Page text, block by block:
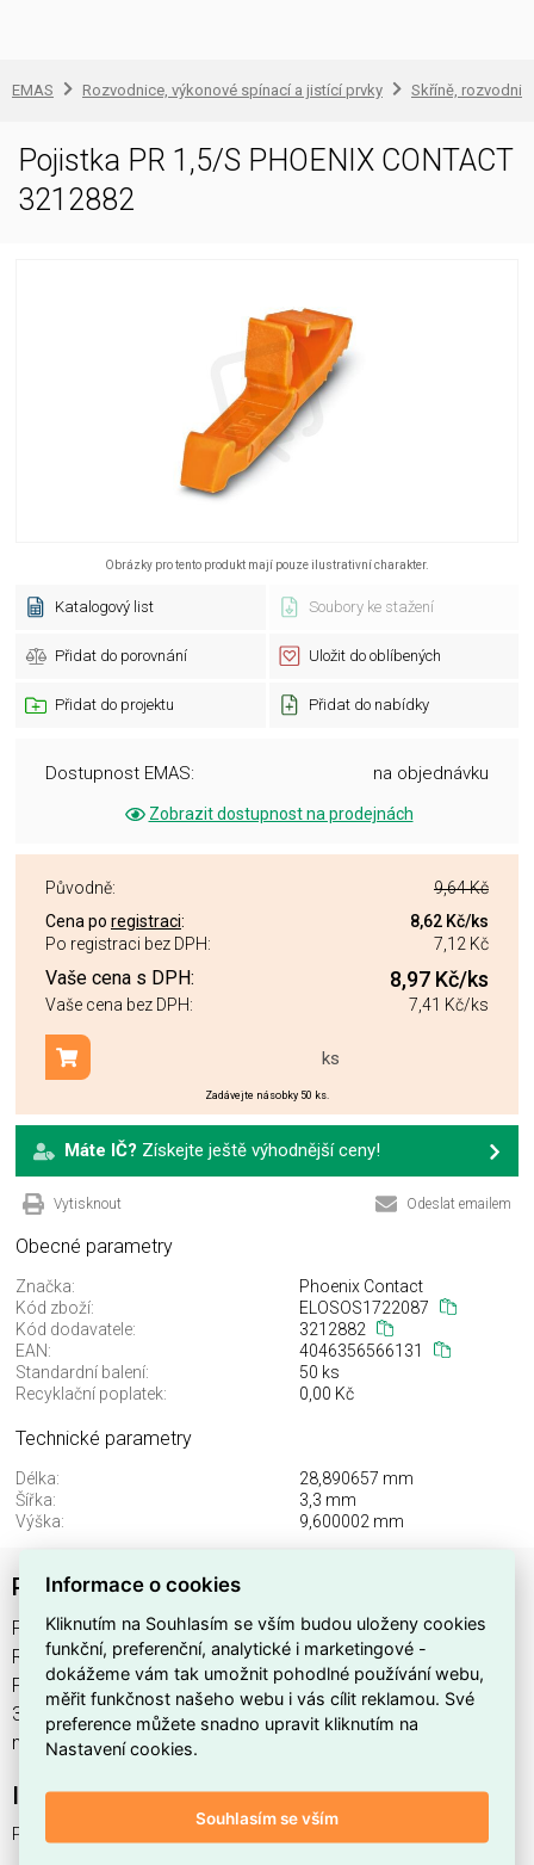
EMAS Rozvodnice, výkonové spínací a jistící prvky Skříně,
Pojistka PR 1,5/S PHOENIX CONTACT
3212882
Obrázky pro tento produkt mají pouze ilustrativní charakter.
Katalogový list Soubory ke stažení
Přidat do porovnání Uložit do oblíbených
Přidat do projektu Přidat do nabídky
Dostupnost EMAS: na objednávku
Zobrazit dostupnost na prodejnách
Původně:
9,64 Kč
Cena po registraci: 8,62 Kč/ks
Po registraci bez DPH:
7,12 Kč
Vaše cena s DPH: 8,97 Kč/ks
Vaše cena bez DPH: 7,41 Kč/ks
ks
Přidat do košíku
Zadávejte násobky 50 ks.
Máte IČ? Získejte ještě výhodnější ceny!
Vytisknout Odeslat emailem
Obecné parametry
Značka:
Phoenix Contact
Kód zboží:
ELOSOS1722087
Kód dodavatele:
3212882
EAN:
4046356566131
Standardní balení:
50 ks
Recyklační poplatek:
0,00 Kč
Technické parametry
Délka:
28,890657 mm
Šířka:
3,3 mm
Výška:
9,600002 mm
Pojistka PR 1,5/S PHOENIX CONTACT 3212882
PR 1,5/S najdete v kategoriích Skříně, rozvodnice,
Rozvodnice, výkonové spínací a jistící prvky, výrobce
Phoenix Contact, EAN 4046356566131, kód dodavatele
3212882. Pojistka PR 1,5/S PHOENIX CONTACT 3212882
nabízíme od 50 ks. Kód EMAS PR 1,5/S je ELOSOS1722087.
Interní název produktu
PR 1,5/S
Informace o cookies
Kliknutím na Souhlasím se vším budou uloženy cookies
funkční, preferenční, analytické i marketingové -
dokážeme vám tak umožnit pohodlné používání webu,
měřit funkčnost našeho webu i vás cílit reklamou. Své
preference můžete snadno upravit kliknutím na
Nastavení cookies.
Souhlasím se vším